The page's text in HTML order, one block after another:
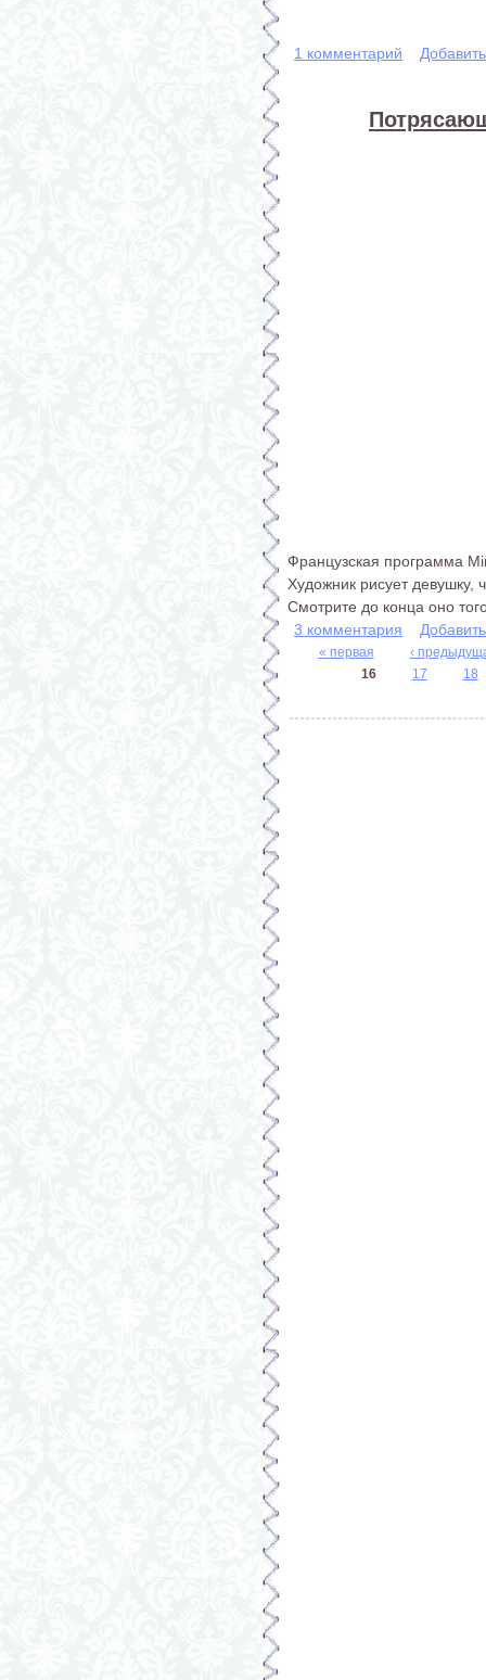
1 комментарий
Французская программа
Художник рисует девушку,
Смотрите до конца оно
3 комментария
Страницы
« первая
‹
16
17 18